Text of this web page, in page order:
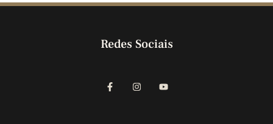
Redes Sociais